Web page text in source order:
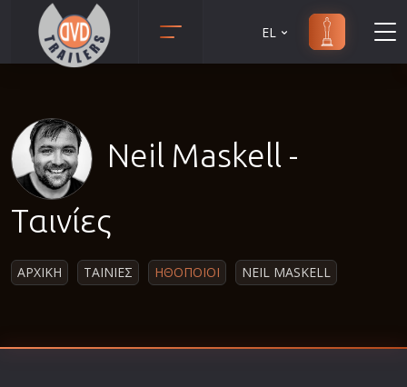
Αισθηματικές
Αισθησιακές
Γουέστερν
EL
Neil Maskell -
Ταινίες
ΑΡΧΙΚΗ ΤΑΙΝΙΕΣ ΗΘΟΠΟΙΟΙ NEIL MASKELL